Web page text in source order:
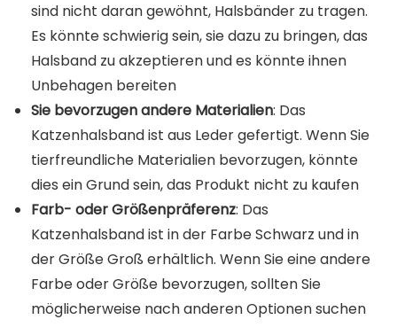
sind nicht daran gewöhnt, Halsbänder zu tragen.
Es könnte schwierig sein, sie dazu zu bringen, das
Halsband zu akzeptieren und es könnte ihnen
Unbehagen bereiten
Sie bevorzugen andere Materialien: Das
Katzenhalsband ist aus Leder gefertigt. Wenn Sie
tierfreundliche Materialien bevorzugen, könnte
dies ein Grund sein, das Produkt nicht zu kaufen
Farb- oder Größenpräferenz: Das
Katzenhalsband ist in der Farbe Schwarz und in
der Größe Groß erhältlich. Wenn Sie eine andere
Farbe oder Größe bevorzugen, sollten Sie
möglicherweise nach anderen Optionen suchen